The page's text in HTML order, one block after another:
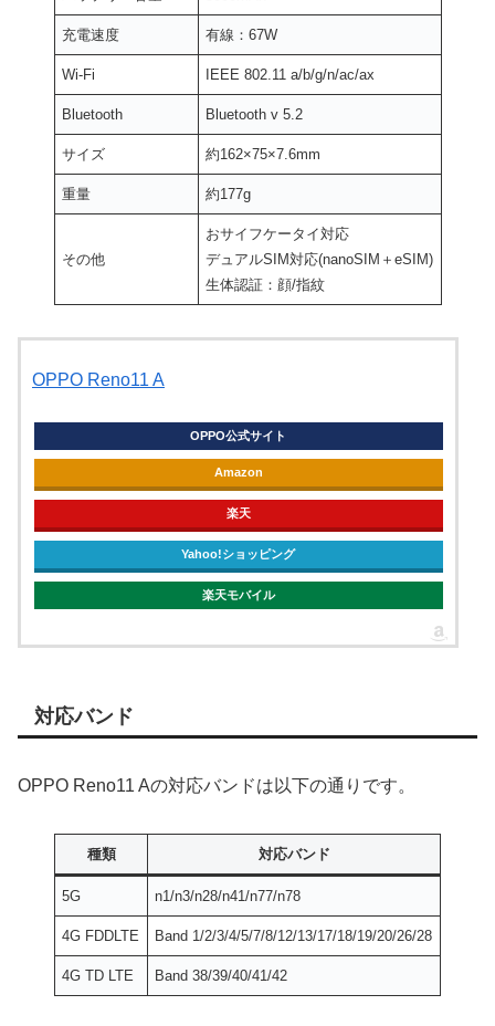
充電速度 有線：67W
Wi-Fi IEEE 802.11 a/b/g/n/ac/ax
Bluetooth Bluetooth v 5.2
サイズ 約162×75×7.6mm
重量 約177g
その他
おサイフケータイ対応
デュアルSIM対応(nanoSIM＋eSIM)
生体認証：顔/指紋
OPPO Reno11 A
OPPO公式サイト
Amazon
楽天
Yahoo!ショッピング
楽天モバイル
対応バンド
OPPO Reno11 Aの対応バンドは以下の通りです。
種類 対応バンド
5G n1/n3/n28/n41/n77/n78
4G FDDLTE Band 1/2/3/4/5/7/8/12/13/17/18/19/20/26/28
4G TD LTE Band 38/39/40/41/42